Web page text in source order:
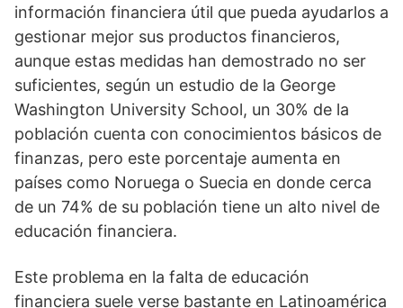
información financiera útil que pueda ayudarlos a
gestionar mejor sus productos financieros,
aunque estas medidas han demostrado no ser
suficientes, según un estudio de la George
Washington University School, un 30% de la
población cuenta con conocimientos básicos de
finanzas, pero este porcentaje aumenta en
países como Noruega o Suecia en donde cerca
de un 74% de su población tiene un alto nivel de
educación financiera.
Este problema en la falta de educación
financiera suele verse bastante en Latinoamérica